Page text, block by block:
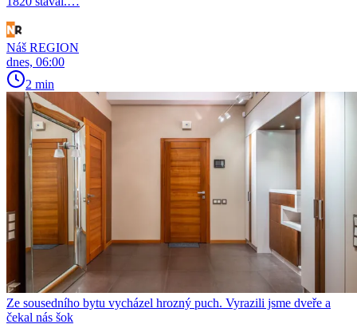
Náš REGION
dnes, 06:00
2 min
Ze sousedního bytu vycházel hrozný puch. Vyrazili jsme dveře a
čekal nás šok